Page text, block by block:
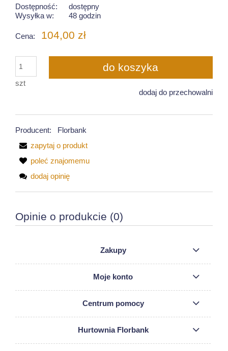
Dostępność:
dostępny
Wysyłka w:
48 godzin
Cena: 104,00 zł
szt
do koszyka
dodaj do przechowalni
Producent:
Florbank
zapytaj o produkt
poleć znajomemu
dodaj opinię
Opinie o produkcie (0)
Zakupy
Moje konto
Centrum pomocy
Hurtownia Florbank